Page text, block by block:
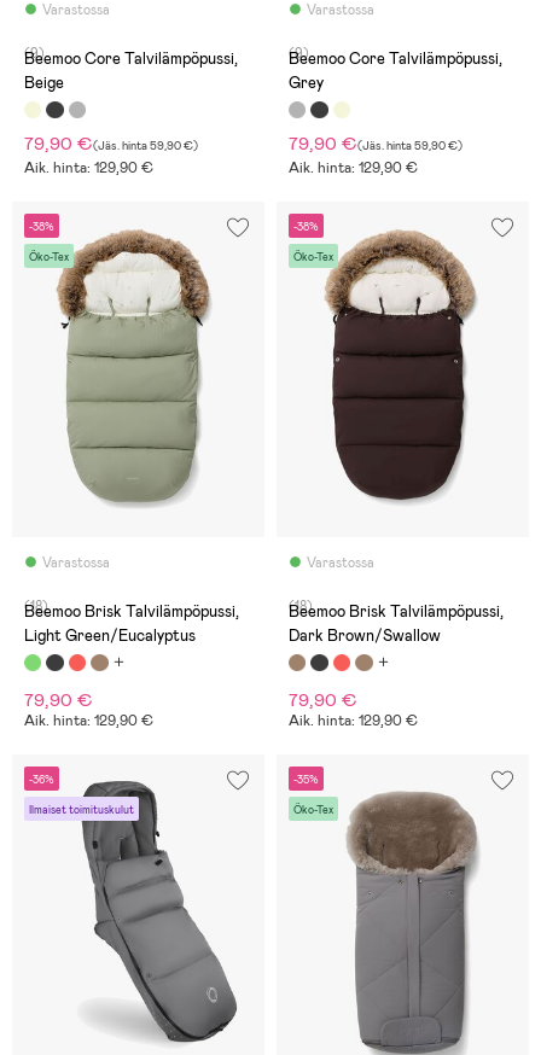
Varastossa
(9)
Beemoo Core Talvilämpöpussi,
Beige
79,90 €(Jäs. hinta59,90 €)
Aik. hinta: 129,90 €
Varastossa
(9)
Beemoo Core Talvilämpöpussi,
Grey
79,90 €(Jäs. hinta59,90 €)
Aik. hinta: 129,90 €
-38%
Öko-Tex
Varastossa
(18)
Beemoo Brisk Talvilämpöpussi,
Light Green/Eucalyptus
79,90 €
Aik. hinta: 129,90 €
-38%
Öko-Tex
Varastossa
(18)
Beemoo Brisk Talvilämpöpussi,
Dark Brown/Swallow
79,90 €
Aik. hinta: 129,90 €
-36%
Ilmaiset toimituskulut
-35%
Öko-Tex